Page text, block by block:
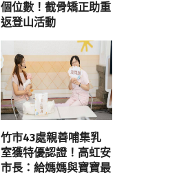
個位數！截骨矯正助重
返登山活動
竹市43處親善哺集乳
室獲特優認證！高虹安
市長：給媽媽與寶寶最